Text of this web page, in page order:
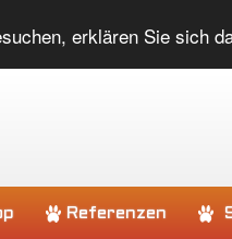
erklären Sie sich
Referenzen